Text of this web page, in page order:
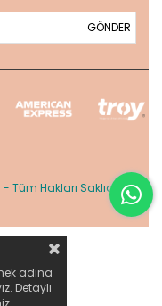
GÖNDER
- Tüm Hakları Saklıdır.
adına
Detaylı